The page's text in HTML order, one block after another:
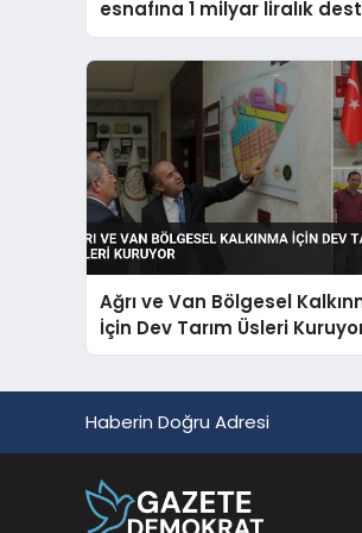
esnafına 1 milyar liralık
müjdesi verdi
Ağrı ve Van Bölgesel
İçin Dev Tarım Üsleri
Haberin Doğru Adresi